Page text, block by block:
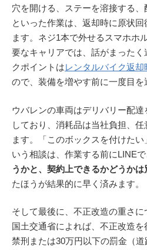
穴を開ける、ステーを溶接する
といった作業は、返却時に原状
ます。ネジ1本で外せるスマホホ
要なキャリアでは、話がまった
クポイントはレンタルバイク返却
ので、装備を増やす前に一度目を
ウバレンの車両はデリバリー配
しており、消耗品は当社負担、
ます。「このボックスを付けた
いう相談は、作業する前にLINEで
うかと、契約上できるかどうかは
たほうが結果的に早く済みます。
そして最後に、不正改造の重さに
国土交通省によれば、不正改造
禁刑または30万円以下の罰金（道